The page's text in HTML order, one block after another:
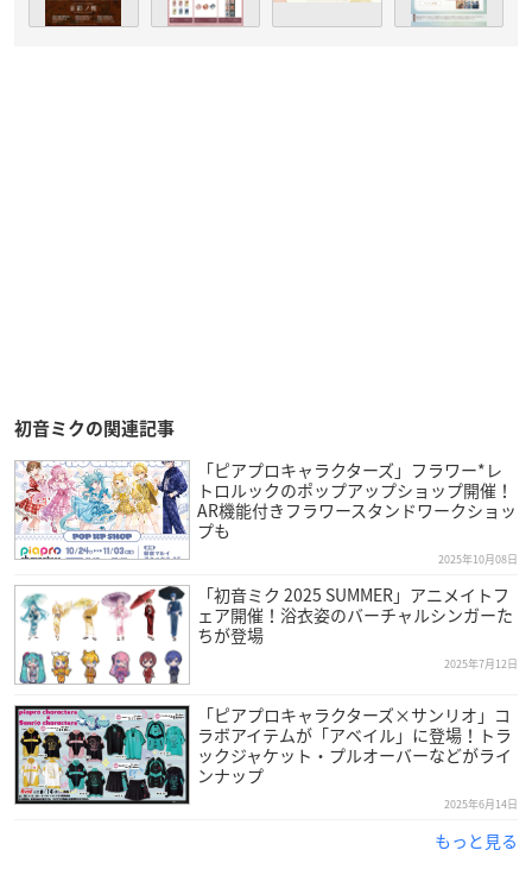
初音ミクの関連記事
「ピアプロキャラクターズ」フラワー*レ
トロルックのポップアップショップ開催！
AR機能付きフラワースタンドワークショッ
プも
2025年10月08日
「初音ミク 2025 SUMMER」アニメイトフ
ェア開催！浴衣姿のバーチャルシンガーた
ちが登場
2025年7月12日
「ピアプロキャラクターズ×サンリオ」コ
ラボアイテムが「アベイル」に登場！トラ
ックジャケット・プルオーバーなどがライ
ンナップ
2025年6月14日
もっと見る